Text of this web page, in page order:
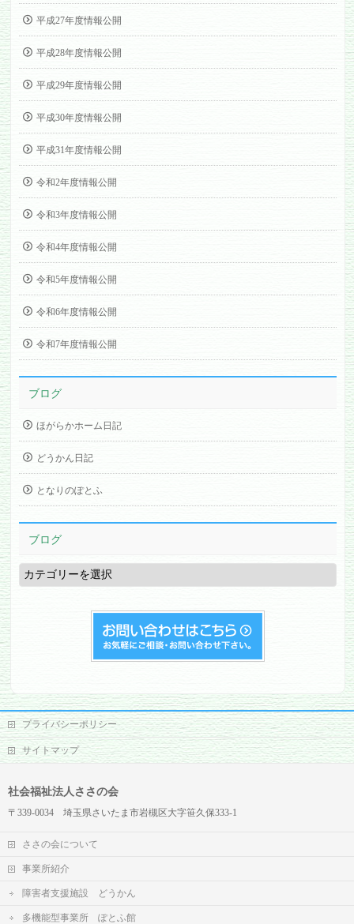
平成27年度情報公開
平成28年度情報公開
平成29年度情報公開
平成30年度情報公開
平成31年度情報公開
令和2年度情報公開
令和3年度情報公開
令和4年度情報公開
令和5年度情報公開
令和6年度情報公開
令和7年度情報公開
ブログ
ほがらかホーム日記
どうかん日記
となりのぽとふ
ブログ
ブ
ロ
グ
プライバシーポリシー
サイトマップ
社会福祉法人ささの会
〒339-0034 埼玉県さいたま市岩槻区大字笹久保333-1
ささの会について
事業所紹介
障害者支援施設 どうかん
多機能型事業所 ぽとふ館